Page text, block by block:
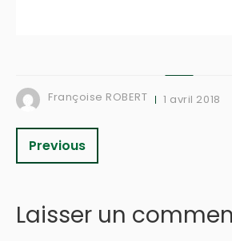
Françoise ROBERT 1 avril 2018
Previous
Laisser un